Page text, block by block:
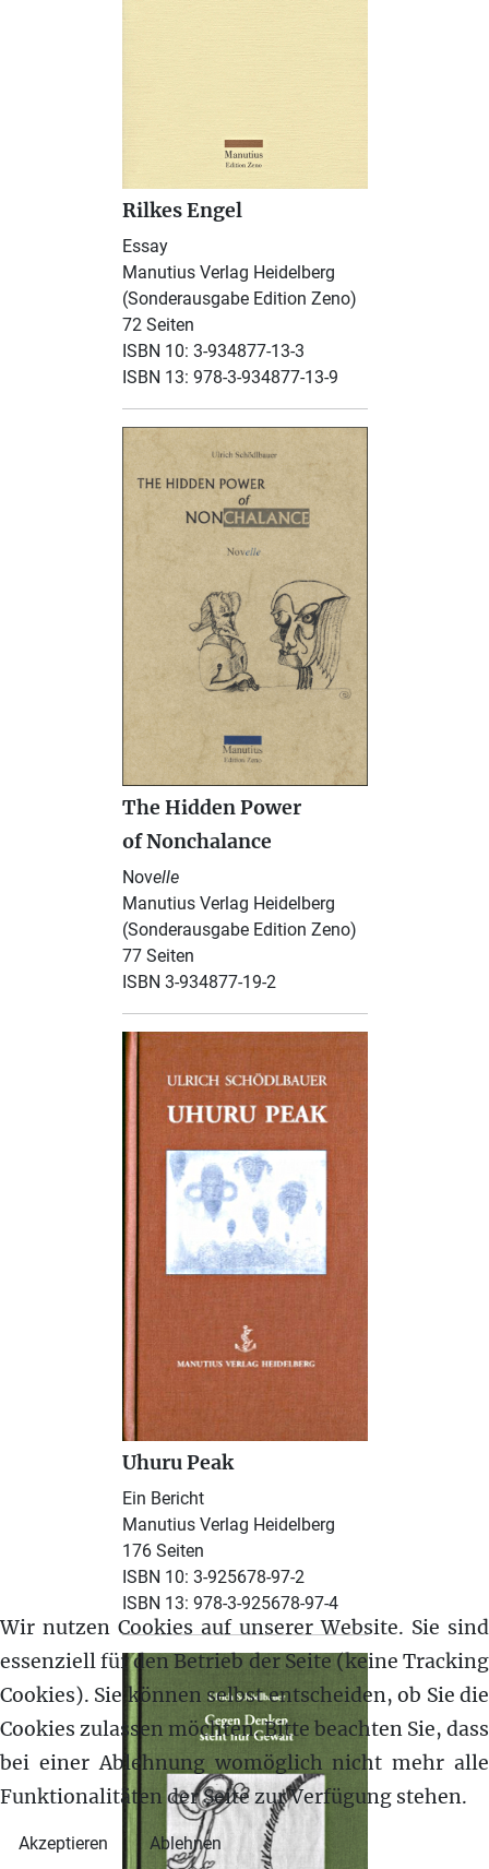
Rilkes Engel
Essay
Manutius Verlag Heidelberg
(Sonderausgabe Edition Zeno)
72 Seiten
ISBN 10: 3-934877-13-3
ISBN 13: 978-3-934877-13-9
The Hidden Power
of Nonchalance
Novelle
Manutius Verlag Heidelberg
(Sonderausgabe Edition Zeno)
77 Seiten
ISBN 3-934877-19-2
Uhuru Peak
Ein Bericht
Manutius Verlag Heidelberg
176 Seiten
ISBN 10: 3-925678-97-2
ISBN 13: 978-3-925678-97-4
Wir nutzen Cookies auf unserer Website. Sie sind
essenziell für den Betrieb der Seite (keine Tracking
Cookies). Sie können selbst entscheiden, ob Sie die
Cookies zulassen möchten. Bitte beachten Sie, dass
bei einer Ablehnung womöglich nicht mehr alle
Funktionalitäten der Seite zur Verfügung stehen.
Akzeptieren Ablehnen